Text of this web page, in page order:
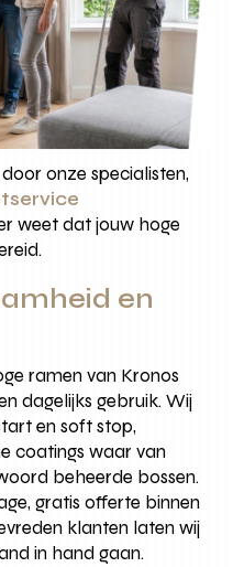
onze specialisten,
weet dat jouw hoge
en
ramen van Kronos
dagelijks gebruik. Wij
en soft stop,
coatings waar van
beheerde bossen.
gratis offerte binnen
klanten laten wij
in hand gaan.